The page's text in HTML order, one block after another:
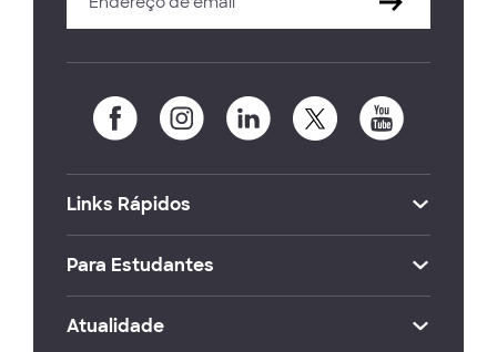
Links Rápidos
Para Estudantes
Atualidade